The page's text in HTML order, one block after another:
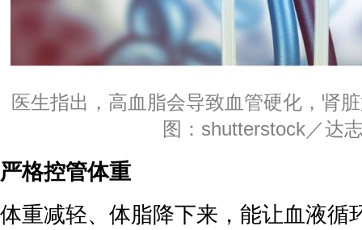
医生指出，高血脂会导致血管硬化，肾
图：shutterstock／达
严格控管体重
体重减轻、体脂降下来，能让血液循